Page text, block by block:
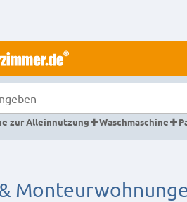
zur Alleinnutzung Waschmaschine